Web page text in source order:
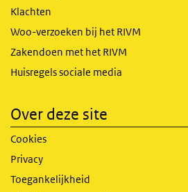
Klachten
Woo-verzoeken bij het RIVM
Zakendoen met het RIVM
Huisregels sociale media
Over deze site
Cookies
Privacy
Toegankelijkheid